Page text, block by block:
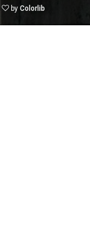
by Colorlib